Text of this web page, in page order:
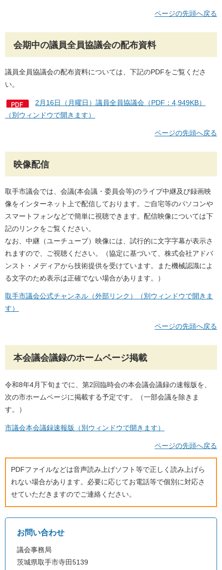
ページの先頭へ戻る
会期中の議員全員協議会の配布資料
議員全員協議会の配布資料については、下記のPDFをご覧くださ
い。
2月16日（月曜日）議員全員協議会（PDF：4,949KB）
（別ウィンドウで開きます）
ページの先頭へ戻る
映像配信
取手市議会では、会議(本会議・委員会等)のライブ中継及び録画映
像をインターネット上で配信しております。ご自宅等のパソコンや
スマートフォンなどで簡単に視聴できます。配信映像については下
記のリンクをご覧ください。
なお、中継（ユーチューブ）映像には、試行的に文字字幕が表示さ
れますので、ご視聴ください。（協定に基づいて、株式会社アドバ
ンスト・メディアから技術提供を受けています。また機械認識によ
る文字のため表示は正確でない場合があります。）
取手市議会公式チャンネル（外部リンク）（別ウィンドウで開きま
す）
ページの先頭へ戻る
本会議会議録のホームページ掲載
令和8年4月下旬までに、第2回臨時会の本会議会議録の速報版を、
次の市ホームページに掲載する予定です。（一部会議を除きま
す。）
市議会本会議録速報版（別ウィンドウで開きます）
ページの先頭へ戻る
PDFファイルなどは音声読み上げソフト等で正しく読み上げら
れない場合があります。必要に応じてお電話等で個別に対応さ
せていただきますのでご連絡ください。
お問い合わせ
議会事務局
茨城県取手市寺田5139